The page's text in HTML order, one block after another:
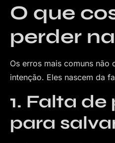
O que
perder
Os erros mais comuns não
intenção. Eles nascem da
1. Falta
para